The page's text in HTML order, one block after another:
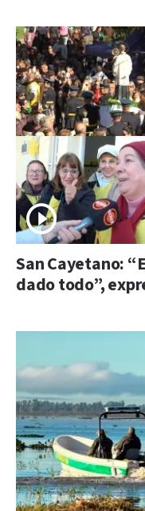
San Cayetano:
dado todo”,